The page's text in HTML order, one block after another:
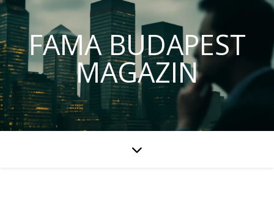
FAMA BUDAPEST
MAGAZIN